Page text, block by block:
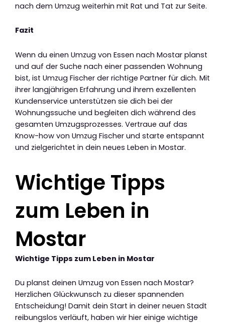
nach dem Umzug weiterhin mit Rat und Tat zur Seite.
Fazit
Wenn du einen Umzug von Essen nach Mostar planst
und auf der Suche nach einer passenden Wohnung
bist, ist Umzug Fischer der richtige Partner für dich. Mit
ihrer langjährigen Erfahrung und ihrem exzellenten
Kundenservice unterstützen sie dich bei der
Wohnungssuche und begleiten dich während des
gesamten Umzugsprozesses. Vertraue auf das
Know-how von Umzug Fischer und starte entspannt
und zielgerichtet in dein neues Leben in Mostar.
Wichtige Tipps
zum Leben in
Mostar
Wichtige Tipps zum Leben in Mostar
Du planst deinen Umzug von Essen nach Mostar?
Herzlichen Glückwunsch zu dieser spannenden
Entscheidung! Damit dein Start in deiner neuen Stadt
reibungslos verläuft, haben wir hier einige wichtige